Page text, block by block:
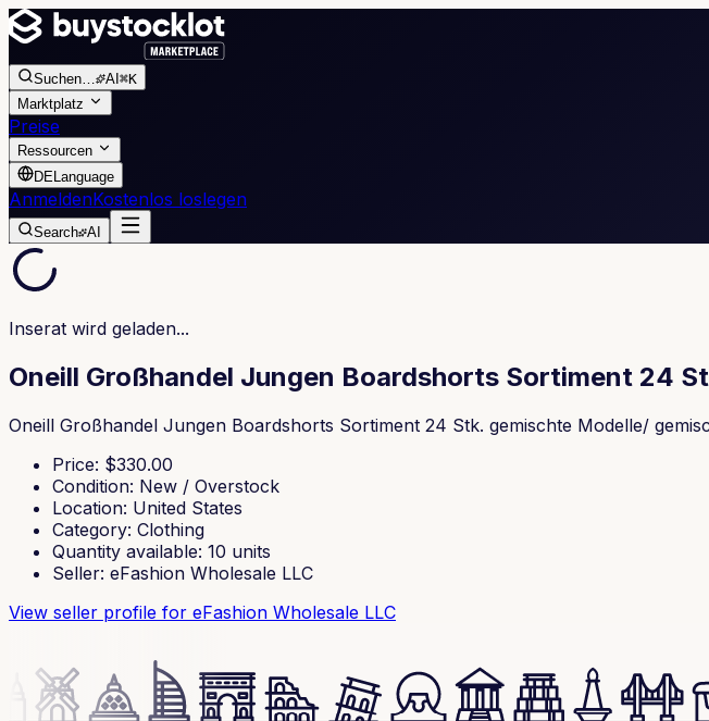
Suchen… AI ⌘K
Marktplatz
Preise
Ressourcen
DELanguage
AnmeldenKostenlos loslegen
Search AI
Inserat wird geladen...
Oneill Großhandel Jungen Boardshorts Sortiment 24
Oneill Großhandel Jungen Boardshorts Sortiment 24 Stk. gemischte Modelle/
Price: $330.00
Condition: New / Overstock
Location: United States
Category: Clothing
Quantity available: 10 units
Seller: eFashion Wholesale LLC
View seller profile for eFashion Wholesale LLC